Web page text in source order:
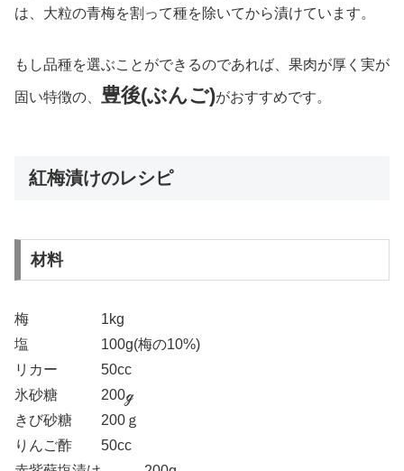
は、大粒の青梅を割って種を除いてから漬けています。
もし品種を選ぶことができるのであれば、果肉が厚く実が
固い特徴の、 豊後(ぶんご)がおすすめです。
紅梅漬けのレシピ
材料
梅 1kg
塩 100g(梅の10%)
リカー 50cc
氷砂糖 200ℊ
きび砂糖 200ｇ
りんご酢 50cc